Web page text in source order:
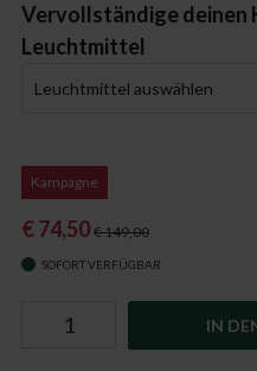
Vervollständige deinen
Leuchtmittel
Leuchtmittel auswählen
Kampagne
€ 74,50 € 149,00
SOFORT VERFÜGBAR
IN